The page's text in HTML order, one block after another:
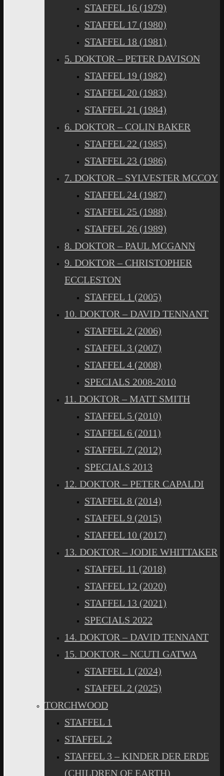
STAFFEL 16 (1979)
STAFFEL 17 (1980)
STAFFEL 18 (1981)
5. DOKTOR – PETER DAVISON
STAFFEL 19 (1982)
STAFFEL 20 (1983)
STAFFEL 21 (1984)
6. DOKTOR – COLIN BAKER
STAFFEL 22 (1985)
STAFFEL 23 (1986)
7. DOKTOR – SYLVESTER MCCOY
STAFFEL 24 (1987)
STAFFEL 25 (1988)
STAFFEL 26 (1989)
8. DOKTOR – PAUL MCGANN
9. DOKTOR – CHRISTOPHER
ECCLESTON
STAFFEL 1 (2005)
10. DOKTOR – DAVID TENNANT
STAFFEL 2 (2006)
STAFFEL 3 (2007)
STAFFEL 4 (2008)
SPECIALS 2008-2010
11. DOKTOR – MATT SMITH
STAFFEL 5 (2010)
STAFFEL 6 (2011)
STAFFEL 7 (2012)
SPECIALS 2013
12. DOKTOR – PETER CAPALDI
STAFFEL 8 (2014)
STAFFEL 9 (2015)
STAFFEL 10 (2017)
13. DOKTOR – JODIE WHITTAKER
STAFFEL 11 (2018)
STAFFEL 12 (2020)
STAFFEL 13 (2021)
SPECIALS 2022
14. DOKTOR – DAVID TENNANT
15. DOKTOR – NCUTI GATWA
STAFFEL 1 (2024)
STAFFEL 2 (2025)
TORCHWOOD
STAFFEL 1
STAFFEL 2
STAFFEL 3 – KINDER DER ERDE
(CHILDREN OF EARTH)